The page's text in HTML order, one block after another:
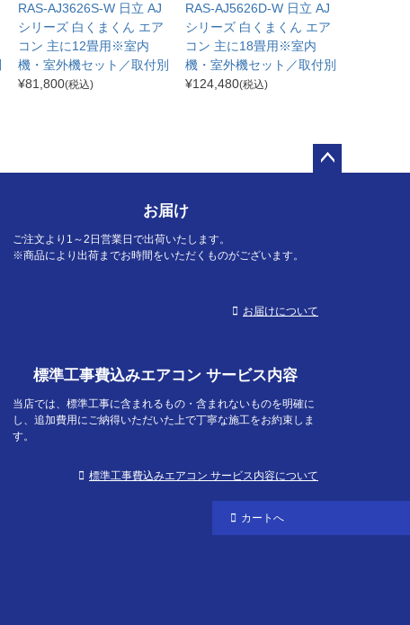
カートへ
RAS-AJ3626S-W 日立 AJ
シリーズ 白くまくん エア
コン 主に12畳用※室内
機・室外機セット／取付別
¥81,800(税込)
RAS-AJ5626D-W 日立 AJ
シリーズ 白くまくん エア
コン 主に18畳用※室内
機・室外機セット／取付別
¥124,480(税込)
お届け
ご注文より1～2日営業日で出荷いたします。
※商品により出荷までお時間をいただくものがございます。
お届けについて
標準工事費込みエアコン サービス内容
当店では、標準工事に含まれるもの・含まれないものを明確に
し、追加費用にご納得いただいた上で丁寧な施工をお約束しま
す。
標準工事費込みエアコン サービス内容について